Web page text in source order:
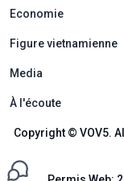
Economie
Figure vietnamienne
Media
À l'écoute
Copyright © VOV5.